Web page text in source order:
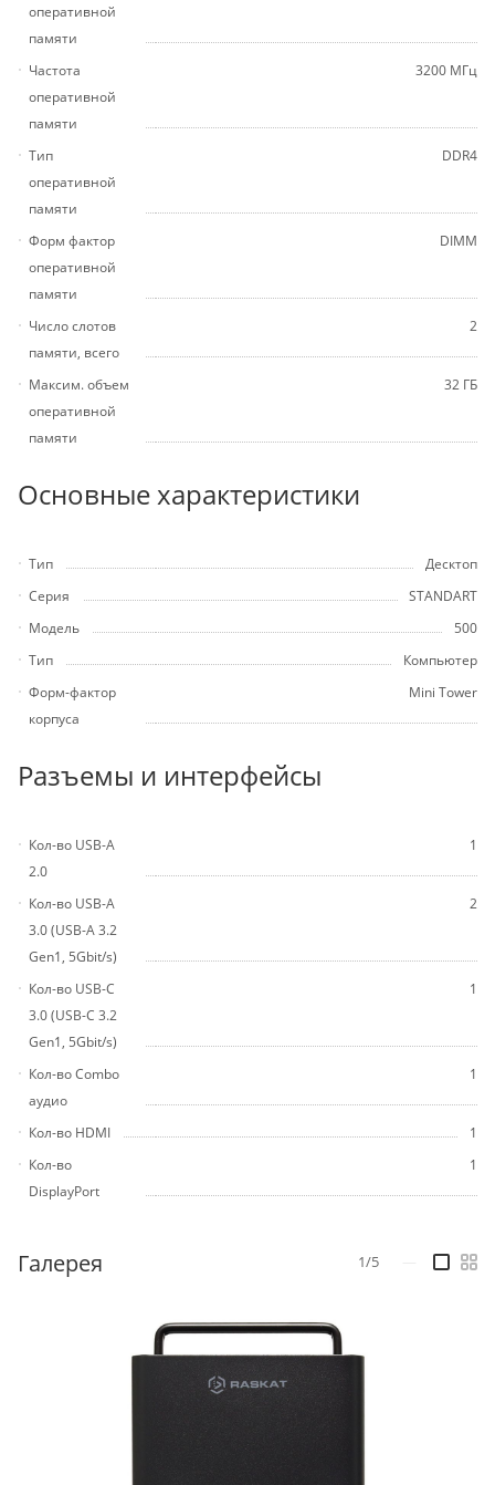
оперативной
памяти
Частота
оперативной
памяти
3200 МГц
Тип
оперативной
памяти
DDR4
Форм фактор
оперативной
памяти
DIMM
Число слотов
памяти, всего
2
Максим. объем
оперативной
памяти
32 ГБ
Основные характеристики
Тип
Десктоп
Серия
STANDART
Модель
500
Тип
Компьютер
Форм-фактор
корпуса
Mini Tower
Разъемы и интерфейсы
Кол-во USB-A
2.0
1
Кол-во USB-A
3.0 (USB-A 3.2
Gen1, 5Gbit/s)
2
Кол-во USB-C
3.0 (USB-C 3.2
Gen1, 5Gbit/s)
1
Кол-во Combo
аудио
1
Кол-во HDMI
1
Кол-во
DisplayPort
1
Галерея 1/5